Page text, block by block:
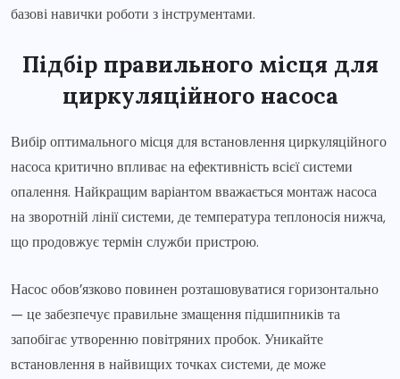
базові навички роботи з інструментами.
Підбір правильного місця для
циркуляційного насоса
Вибір оптимального місця для встановлення циркуляційного
насоса критично впливає на ефективність всієї системи
опалення. Найкращим варіантом вважається монтаж насоса
на зворотній лінії системи, де температура теплоносія нижча,
що продовжує термін служби пристрою.
Насос обов’язково повинен розташовуватися горизонтально
— це забезпечує правильне змащення підшипників та
запобігає утворенню повітряних пробок. Уникайте
встановлення в найвищих точках системи, де може